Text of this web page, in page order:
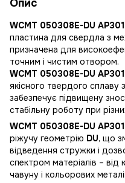
Опис
WCMT 050308E-DU
пластина для свердла з
призначена для
точним і чистим отвором.
WCMT 050308E-DU
якісного твердого сплаву
забезпечує підвищену
стабільну роботу при
WCMT 050308E-DU
ріжучу геометрію DU, що
відведення стружки і
спектром матеріалів – від
чавуну і кольорових